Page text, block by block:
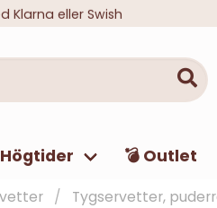
Klarna eller Swish
Högtider 💣 Outlet
Tygservetter,